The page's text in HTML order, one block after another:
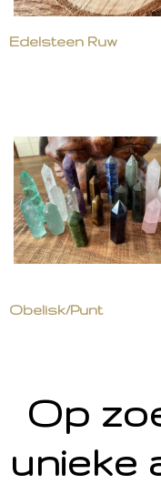
Edelsteen Ruw
Obelisk/Punt
Op
unieke